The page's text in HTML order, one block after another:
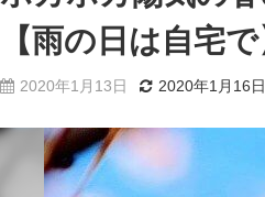
【雨の日は自宅
2020年1月13日 2020年1月16